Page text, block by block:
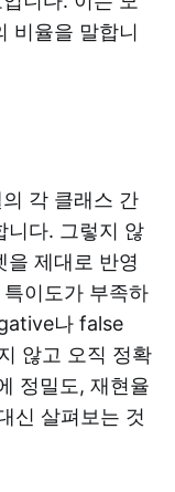
비율을 말합니
각 클래스 간
니다. 그렇지 않
을 제대로 반영
이도가 부족하
나 false
않고 오직 정확
정밀도, 재현율
신 살펴보는 것